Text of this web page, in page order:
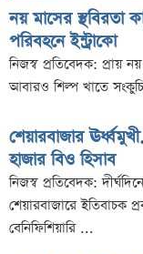
০৬ আগস্ট ব্লকে পাঁচ
অর্ধ-বার্ষিক আর্থিক
করবে ব্র্যাক ব্যাংক
কর্ণফুলী
৭৫ হাজার ২৮৩
হস্তান্তর
আস্থা থাকলেও
০৬ আগস্ট
নয় মাসের স্থবিরতা
পরিবহনে ইন্ট্রাকো
নিজস্ব প্রতিবেদক: প্রায়
আবারও শিল্প খাতে
শেয়ারবাজার
হাজার বিও হিসাব
নিজস্ব প্রতিবেদক:
শেয়ারবাজারে ইতিবাচক
বেনিফিশিয়ারি ...